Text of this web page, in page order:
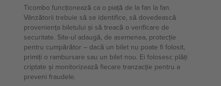
Ticombo funcționează ca o piață de la fan la fan.
Vânzătorii trebuie să se identifice, să dovedească
proveniența biletului și să treacă o verificare de
securitate. Site-ul adaugă, de asemenea, protecție
pentru cumpărător – dacă un bilet nu poate fi folosit,
primiți o rambursare sau un bilet nou. Ei folosesc plăți
criptate și monitorizează fiecare tranzacție pentru a
preveni fraudele.